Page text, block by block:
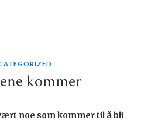
kommer
noe som kommer til å bli